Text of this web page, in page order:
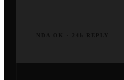
NDA OK · 24h REPLY